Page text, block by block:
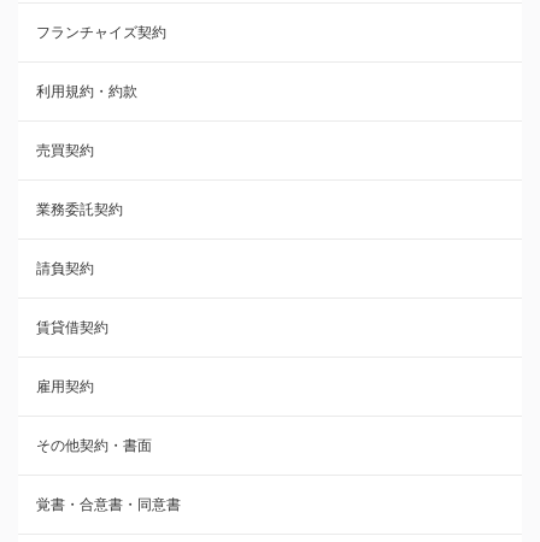
利用規約・約款
覚書・合意書・同意書
承諾書
雇用契約
その他契約・書面
売買契約
株主総会議事録・関連書類
請負契約
フランチャイズ契約
フランチャイズ契約
利用規約・約款
売買契約
業務委託契約
請負契約
賃貸借契約
雇用契約
その他契約・書面
覚書・合意書・同意書